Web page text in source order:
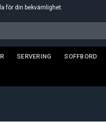
för din bekvämlighet.
SERVERING SOFFBORD